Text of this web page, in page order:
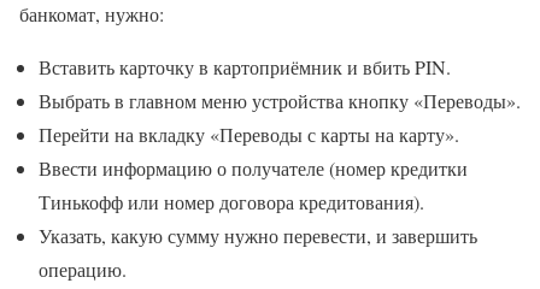
банкомат, нужно:
Вставить карточку в картоприёмник и вбить PIN.
Выбрать в главном меню устройства кнопку «Переводы».
Перейти на вкладку «Переводы с карты на карту».
Ввести информацию о получателе (номер кредитки
Тинькофф или номер договора кредитования).
Указать, какую сумму нужно перевести, и завершить
операцию.